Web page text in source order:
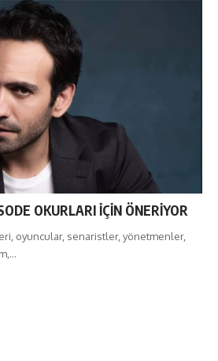
OKURLARI İÇİN ÖNERİYOR
oyuncular, senaristler, yönetmenler,